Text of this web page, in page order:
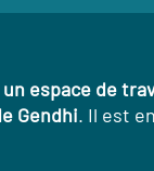
espace de
Gendhi. Il est